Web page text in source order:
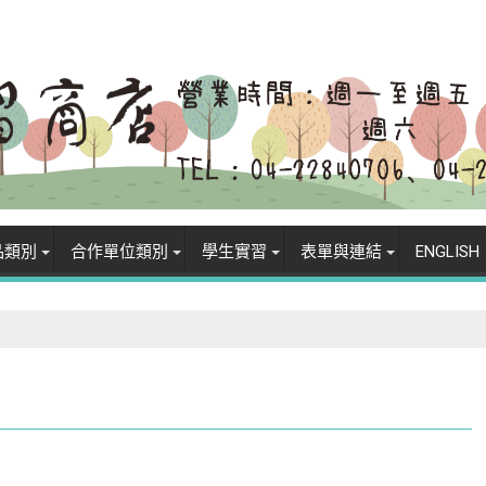
別 合作單位類別 學生實習 表單與連結 ENGLISH